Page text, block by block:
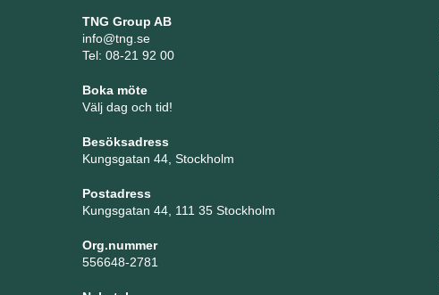
TNG Group AB
info@tng.se
Tel: 08-21 92 00
Boka möte
Välj dag och tid!
Besöksadress
Kungsgatan 44, Stockholm
Postadress
Kungsgatan 44, 111 35 Stockholm
Org.nummer
556648-2781